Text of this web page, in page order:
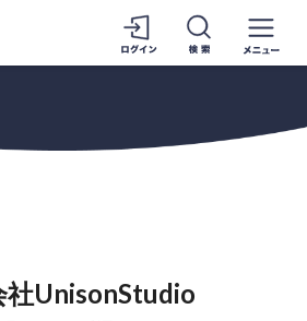
社UnisonStudio